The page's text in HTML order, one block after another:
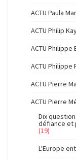
ACTU Paula
ACTU Philip
ACTU Philippe
ACTU Philippe
ACTU Pierre
ACTU Pierre
Dix
défiance et
(19)
L'Europe